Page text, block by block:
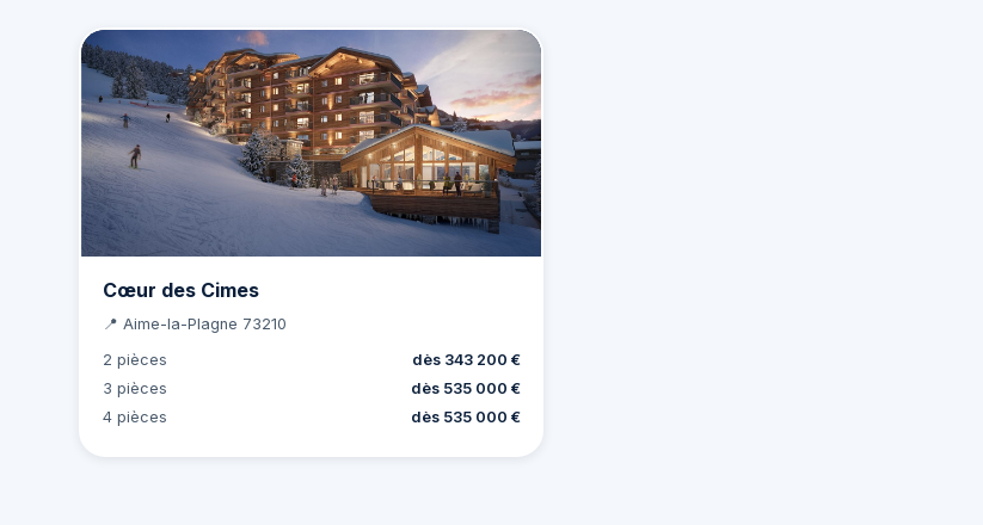
Cœur des Cimes
📍 Aime-la-Plagne 73210
2 pièces
dès 343 200 €
3 pièces
dès 535 000 €
4 pièces
dès 535 000 €